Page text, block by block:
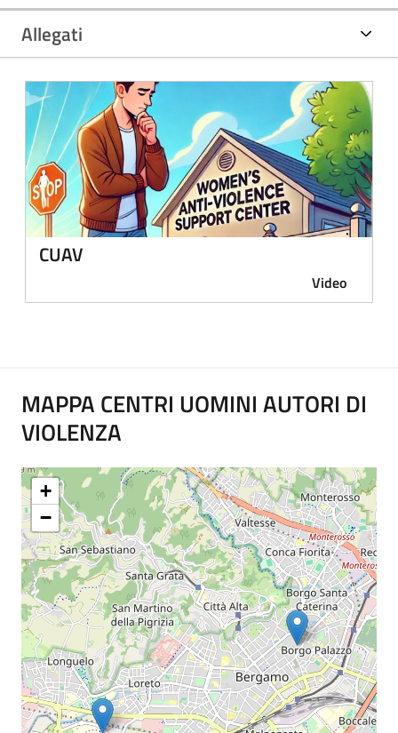
Allegati
CUAV
Video
MAPPA CENTRI UOMINI AUTORI DI
VIOLENZA
+
−